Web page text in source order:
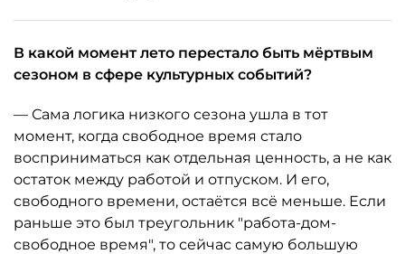
В какой момент лето перестало быть мёртвым
сезоном в сфере культурных событий?
— Сама логика низкого сезона ушла в тот
момент, когда свободное время стало
восприниматься как отдельная ценность, а не как
остаток между работой и отпуском. И его,
свободного времени, остаётся всё меньше. Если
раньше это был треугольник "работа-дом-
свободное время", то сейчас самую большую